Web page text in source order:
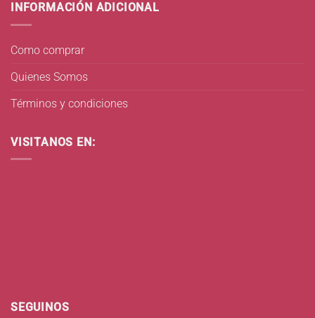
INFORMACIÓN ADICIONAL
Como comprar
Quienes Somos
Términos y condiciones
VISITANOS EN:
SEGUINOS